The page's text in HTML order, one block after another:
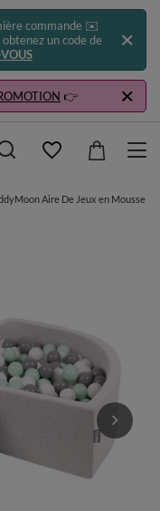
commande ✉️
un code de
👉
Aire De Jeux en Mousse